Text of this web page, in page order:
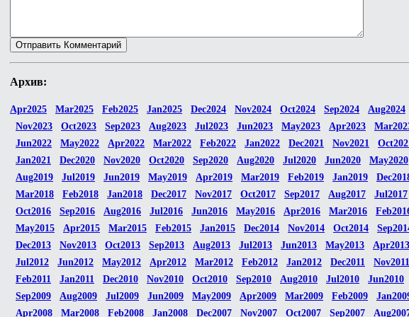
Архив:
Apr2025 Mar2025 Feb2025 Jan2025 Dec2024 Nov2024 Oct2024 Sep2024 Aug2024
Nov2023
Oct2023 Sep2023 Aug2023 Jul2023 Jun2023 May2023 Apr2023
Jun2022
May2022 Apr2022 Mar2022 Feb2022 Jan2022 Dec2021 Nov2021
Jan2021
Dec2020 Nov2020 Oct2020 Sep2020 Aug2020 Jul2020 Jun2020 May2020
Aug2019
Jul2019 Jun2019 May2019 Apr2019 Mar2019 Feb2019 Jan2019
Mar2018
Feb2018 Jan2018 Dec2017 Nov2017 Oct2017 Sep2017 Aug2017 Jul2017
Oct2016
Sep2016 Aug2016 Jul2016 Jun2016 May2016 Apr2016 Mar2016
May2015
Apr2015 Mar2015 Feb2015 Jan2015 Dec2014 Nov2014 Oct2014
Dec2013
Nov2013 Oct2013 Sep2013 Aug2013 Jul2013 Jun2013 May2013 Apr2013
Jul2012
Jun2012 May2012 Apr2012 Mar2012 Feb2012 Jan2012 Dec2011 Nov2011
Feb2011
Jan2011 Dec2010 Nov2010 Oct2010 Sep2010 Aug2010 Jul2010 Jun2010
Sep2009
Aug2009 Jul2009 Jun2009 May2009 Apr2009 Mar2009 Feb2009
Apr2008
Mar2008 Feb2008 Jan2008 Dec2007 Nov2007 Oct2007 Sep2007